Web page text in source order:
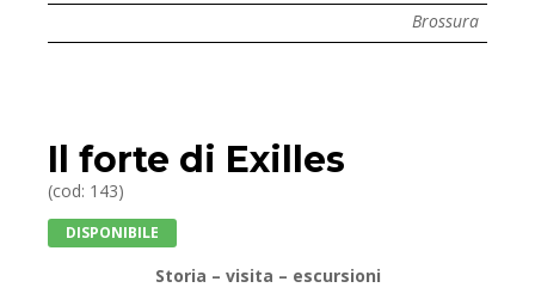
Brossura
Il forte di Exilles
(cod: 143)
DISPONIBILE
Storia – visita – escursioni